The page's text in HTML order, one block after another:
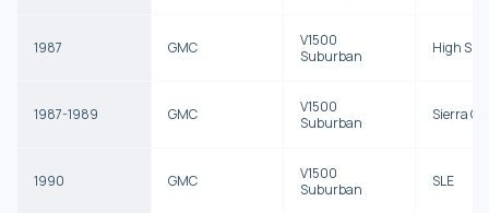
1987 GMC
V1500
Suburban
High
1987-1989 GMC
V1500
Suburban
Sierra
1990 GMC
V1500
Suburban
SLE